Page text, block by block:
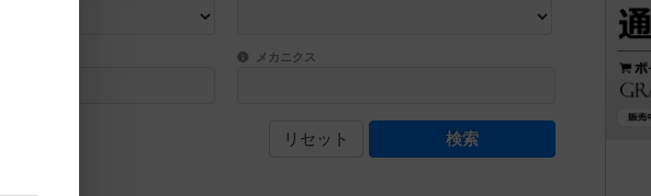
などモチーフ・ストーリーを指定することができます。直感的にゲームシステムを理解できるよう、中世ファンタ
ゲーム性を構成するコアシステムです。主にボードゲームに慣れてい
メカニクス
リセット